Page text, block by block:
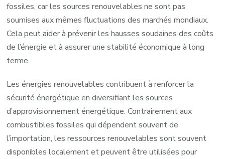
fossiles, car les sources renouvelables ne sont pas
soumises aux mêmes fluctuations des marchés mondiaux.
Cela peut aider à prévenir les hausses soudaines des coûts
de l’énergie et à assurer une stabilité économique à long
terme.
Les énergies renouvelables contribuent à renforcer la
sécurité énergétique en diversifiant les sources
d’approvisionnement énergétique. Contrairement aux
combustibles fossiles qui dépendent souvent de
l’importation, les ressources renouvelables sont souvent
disponibles localement et peuvent être utilisées pour